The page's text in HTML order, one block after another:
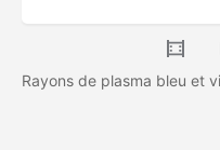
Rayons de plasma bleu et